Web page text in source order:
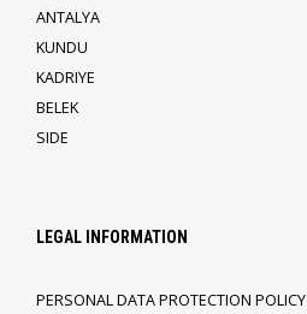
ANTALYA
KUNDU
KADRIYE
BELEK
SIDE
LEGAL INFORMATION
PERSONAL DATA PROTECTION POLICY